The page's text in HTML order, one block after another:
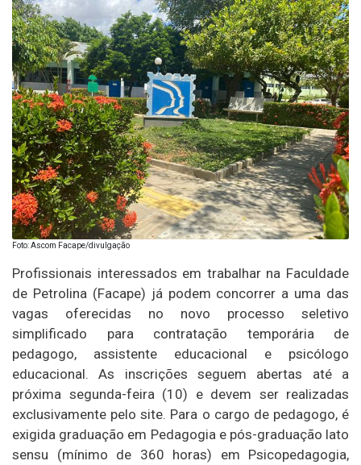
Foto: Ascom Facape/divulgação
Profissionais interessados em trabalhar na Faculdade
de Petrolina (Facape) já podem concorrer a uma das
vagas oferecidas no novo processo seletivo
simplificado para contratação temporária de
pedagogo, assistente educacional e psicólogo
educacional. As inscrições seguem abertas até a
próxima segunda-feira (10) e devem ser realizadas
exclusivamente pelo site. Para o cargo de pedagogo, é
exigida graduação em Pedagogia e pós-graduação lato
sensu (mínimo de 360 horas) em Psicopedagogia,